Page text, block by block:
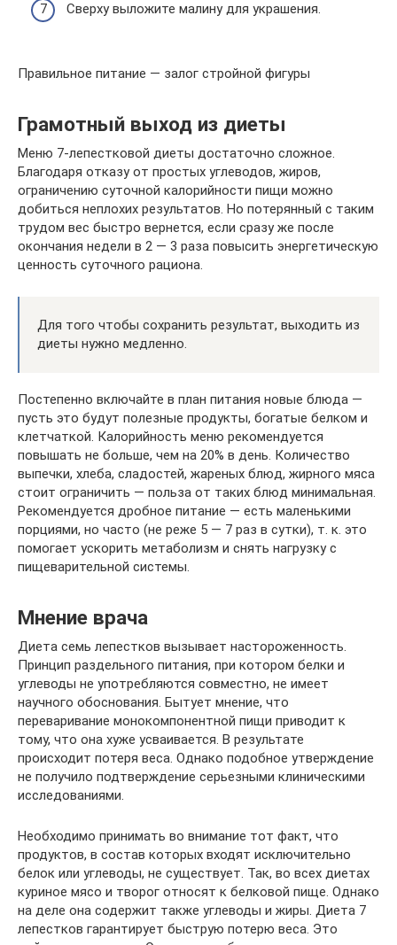
Сверху выложите малину для украшения.
Правильное питание — залог стройной фигуры
Грамотный выход из диеты
Меню 7-лепестковой диеты достаточно сложное.
Благодаря отказу от простых углеводов, жиров,
ограничению суточной калорийности пищи можно
добиться неплохих результатов. Но потерянный с таким
трудом вес быстро вернется, если сразу же после
окончания недели в 2 — 3 раза повысить энергетическую
ценность суточного рациона.
Для того чтобы сохранить результат, выходить из
диеты нужно медленно.
Постепенно включайте в план питания новые блюда —
пусть это будут полезные продукты, богатые белком и
клетчаткой. Калорийность меню рекомендуется
повышать не больше, чем на 20% в день. Количество
выпечки, хлеба, сладостей, жареных блюд, жирного мяса
стоит ограничить — польза от таких блюд минимальная.
Рекомендуется дробное питание — есть маленькими
порциями, но часто (не реже 5 — 7 раз в сутки), т. к. это
помогает ускорить метаболизм и снять нагрузку с
пищеварительной системы.
Мнение врача
Диета семь лепестков вызывает настороженность.
Принцип раздельного питания, при котором белки и
углеводы не употребляются совместно, не имеет
научного обоснования. Бытует мнение, что
переваривание монокомпонентной пищи приводит к
тому, что она хуже усваивается. В результате
происходит потеря веса. Однако подобное утверждение
не получило подтверждение серьезными клиническими
исследованиями.
Необходимо принимать во внимание тот факт, что
продуктов, в состав которых входят исключительно
белок или углеводы, не существует. Так, во всех диетах
куриное мясо и творог относят к белковой пище. Однако
на деле она содержит также углеводы и жиры. Диета 7
лепестков гарантирует быструю потерю веса. Это